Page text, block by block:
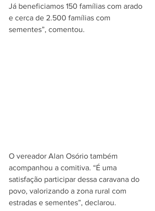
Já beneficiamos 150 famílias com arado
e cerca de 2.500 famílias com
sementes”, comentou.
O vereador Alan Osório também
acompanhou a comitiva. “É uma
satisfação participar dessa caravana do
povo, valorizando a zona rural com
estradas e sementes”, declarou.